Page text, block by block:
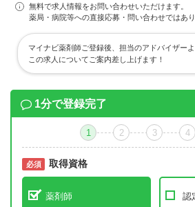
無料で求人情報をお問い合わせいただけます。
薬局・病院等への直接応募・問い合わせではあ
マイナビ薬剤師ご登録後、担当のアドバイザーよ
この求人についてご案内差し上げます！
1分で登録完了
1 2 3 4
必須 取得資格
薬剤師 認